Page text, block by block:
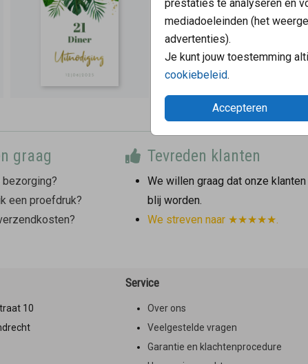
prestaties te analyseren en
mediadoeleinden (het
advertenties).
Je kunt jouw toestemming
cookiebeleid.
Accepteren
graag
bezorging?
een proefdruk?
Tevreden klanten
We willen graag dat onze klanten
blij worden.
We streven naar ★★★★★.
10
Service
Over ons
Veelgestelde vragen
Garantie en klachtenprocedure